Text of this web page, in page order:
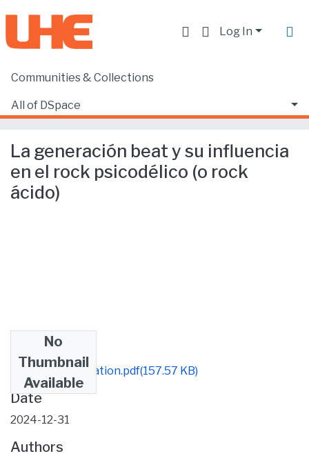
Log In
Communities & Collections
All of DSpace
Home
La generación beat y su influencia en el rock psicodélico (o rock ácido)
La generación beat y su influencia
en el rock psicodélico (o rock
ácido)
No
Thumbnail
Available
The beat generation.pdf(157.57 KB)
Date
2024-12-31
Authors